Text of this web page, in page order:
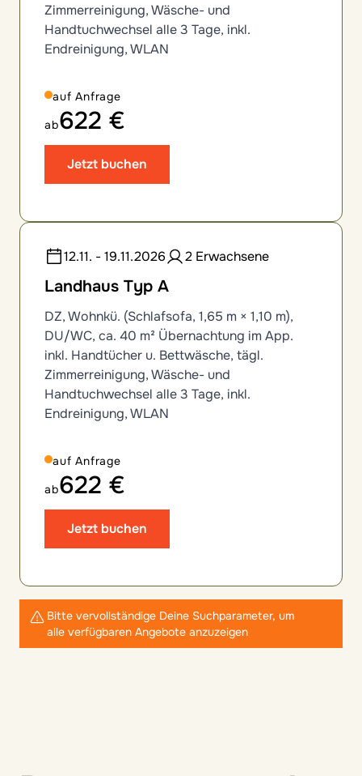
Zimmerreinigung, Wäsche- und
Handtuchwechsel alle 3 Tage, inkl.
Endreinigung, WLAN
auf Anfrage
ab622 €
Jetzt buchen
12.11. - 19.11.2026 2 Erwachsene
Landhaus Typ A
DZ, Wohnkü. (Schlafsofa, 1,65 m × 1,10 m),
DU/WC, ca. 40 m² Übernachtung im App.
inkl. Handtücher u. Bettwäsche, tägl.
Zimmerreinigung, Wäsche- und
Handtuchwechsel alle 3 Tage, inkl.
Endreinigung, WLAN
auf Anfrage
ab622 €
Jetzt buchen
Bitte vervollständige Deine Suchparameter, um
alle verfügbaren Angebote anzuzeigen